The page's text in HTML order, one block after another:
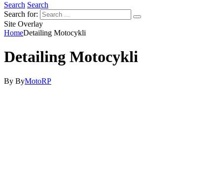
Search Search
Search for:
Site Overlay
HomeDetailing Motocykli
Detailing Motocykli
By ByMotoRP